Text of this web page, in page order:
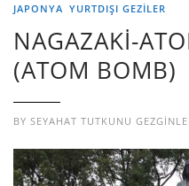
JAPONYA YURTDIŞI GEZILER
NAGAZAKİ-
(ATOM BOMB)
BY SEYAHAT TUTKUNU